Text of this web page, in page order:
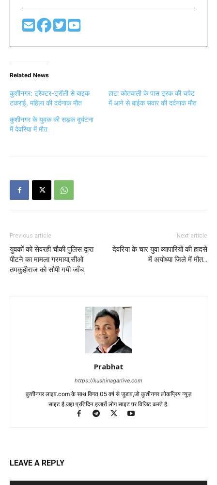
Related News
कुशीनगर: ट्रैक्टर-ट्रॉली से बाइक
टकराई, महिला की दर्दनाक मौत
हाटा कोतवाली के पास ट्रक की चपेट
में आने से बाईक सवार की दर्दनाक मौत
कुशीनगर के युवक की सड़क दुर्घटना
में देवरिया में मौत
Previous article
युवकों को सेवरही चौकी पुलिस द्वारा
पीटने का मामला गरमाया,सीओ
तमकुहीराज को सौपी गयी जाँच.
Next article
देवरिया के चार युवा व्यापारियों की हादसे
में अयोध्या जिले में मौत…
Prabhat
https://kushinagarlive.com
कुशीनगर लाइव.com के साथ विगत 05 वर्ष से जुडाव,जो कुशीनगर लोकप्रिय न्यूज़
साइट है.जहा प्रतिदिन हजारों लोग साइट पर विजिट करते है.
LEAVE A REPLY